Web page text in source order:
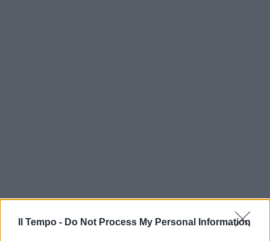
Il Tempo - Do Not Process My Personal Information
In evidenza